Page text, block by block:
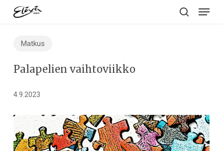
content
Menu
Matkus
Palapelien vaihtoviikko
4.9.2023